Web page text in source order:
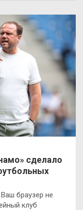
сделало
браузер не
клуб